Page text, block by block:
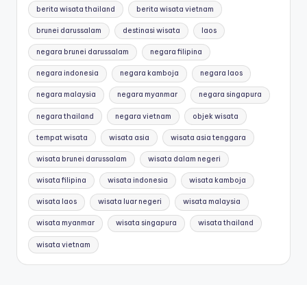
berita wisata thailand berita wisata vietnam
brunei darussalam destinasi wisata laos
negara brunei darussalam negara filipina
negara indonesia negara kamboja negara laos
negara malaysia negara myanmar negara singapura
negara thailand negara vietnam objek wisata
tempat wisata wisata asia wisata asia tenggara
wisata brunei darussalam wisata dalam negeri
wisata filipina wisata indonesia wisata kamboja
wisata laos wisata luar negeri wisata malaysia
wisata myanmar wisata singapura wisata thailand
wisata vietnam